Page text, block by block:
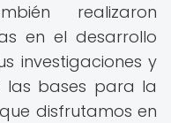
realizaron
en el desarrollo
investigaciones y
las bases para la
disfrutamos en